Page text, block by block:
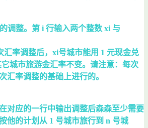
调整。第 i 行输入两个整数 xi 与
汇率调整后，xi号城市能用 1 元现金兑
城市旅游金汇率不变。请注意：每次
汇率调整的基础上进行的。
对应的一行中输出调整后森森至少需要
他的计划从 1 号城市旅行到 n 号城